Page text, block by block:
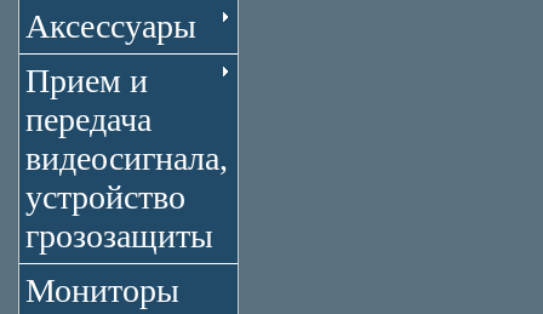
Аксессуары
Прием и
передача
видеосигнала,
устройство
грозозащиты
Мониторы